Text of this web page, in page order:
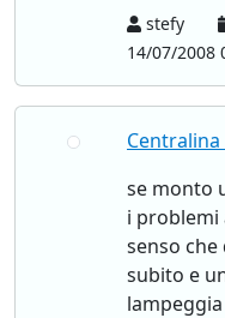
stefy
14/07/2008
se monto
i problemi
senso che
subito e